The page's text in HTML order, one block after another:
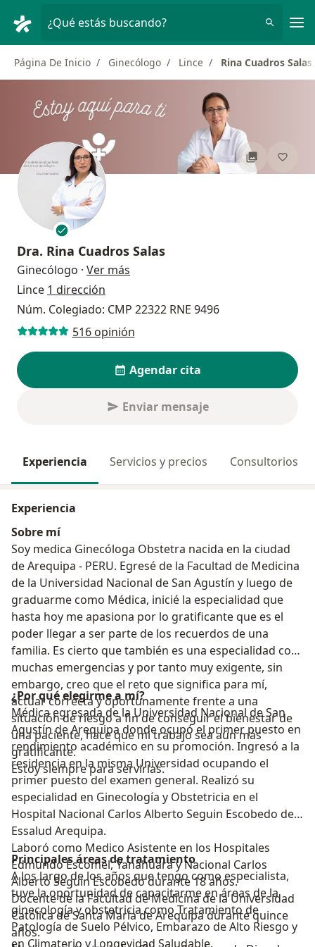
¿Qué estás buscando?
Página De Inicio Ginecólogo Lince Rina Cuadros Salas
Dra. Rina Cuadros Salas
Ginecólogo · Ver más
Lince 1 dirección
Núm. Colegiado: CMP 22322 RNE 9496
516 opinión
Agendar cita
Enviar mensaje
Experiencia Servicios y precios Consultorios
Experiencia
Sobre mí
Soy medica Ginecóloga Obstetra nacida en la ciudad
de Arequipa - PERU. Egresé de la Facultad de Medicina
de la Universidad Nacional de San Agustín y luego de
graduarme como Médica, inicié la especialidad que
hasta hoy me apasiona por lo gratificante que es el
poder llegar a ser parte de los recuerdos de una
familia. Es cierto que también es una especialidad con
muchas emergencias y por tanto muy exigente, sin
embargo, creo que el reto que significa para mí,
actuar correcta y oportunamente frente a una
situación de riesgo a fin de conseguir el bienestar de
una paciente, hace que mi trabajo sea aún más
gratificante.
Estoy siempre para servirlas.
¿Por qué elegirme a mí?
Médica egresada de la Universidad Nacional de San
Agustín de Arequipa donde ocupó el primer puesto en
rendimiento académico en su promoción. Ingresó a la
residencia en la misma Universidad ocupando el
primer puesto del examen general. Realizó su
especialidad en Ginecología y Obstetricia en el
Hospital Nacional Carlos Alberto Seguin Escobedo de
Essalud Arequipa.
Laboró como Medico Asistente en los Hospitales
Edmundo Escomel, Yanahuara y Nacional Carlos
Alberto Seguin Escobedo durante 18 años.
Docente de la Facultad de Medicina de la Universidad
Católica de Santa María de Arequipa durante quince
años.
Principales áreas de tratamiento
A los largo de los años que tengo como especialista,
tuve la oportunidad de capacitarme en áreas de la
ginecología y obstetricia como Tratamiento de
Patología de Suelo Pélvico, Embarazo de Alto Riesgo y
en Climaterio y Longevidad Saludable.